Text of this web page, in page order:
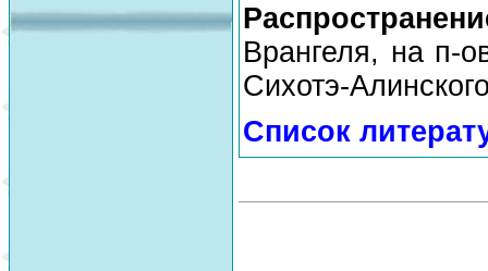
Врангеля, на п-
Сихотэ-
Список